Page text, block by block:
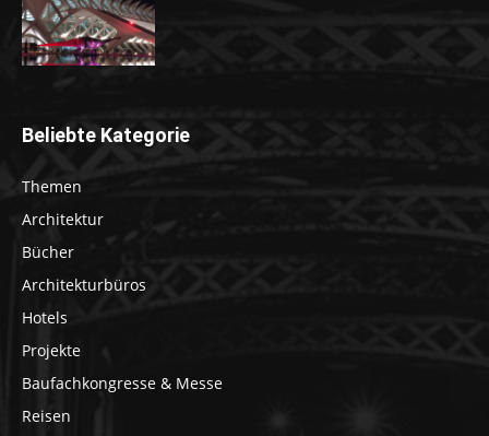
Beliebte Kategorie
Themen
Architektur
Bücher
Architekturbüros
Hotels
Projekte
Baufachkongresse & Messe
Reisen